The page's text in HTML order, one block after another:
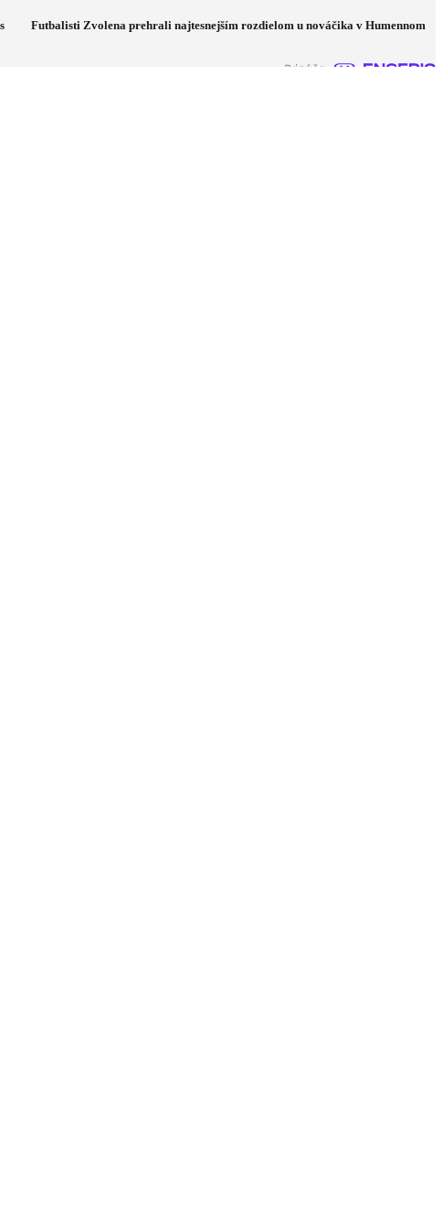
Futbalisti Zvolena prehrali najtesnejším rozdielom u nováčika v Humennom